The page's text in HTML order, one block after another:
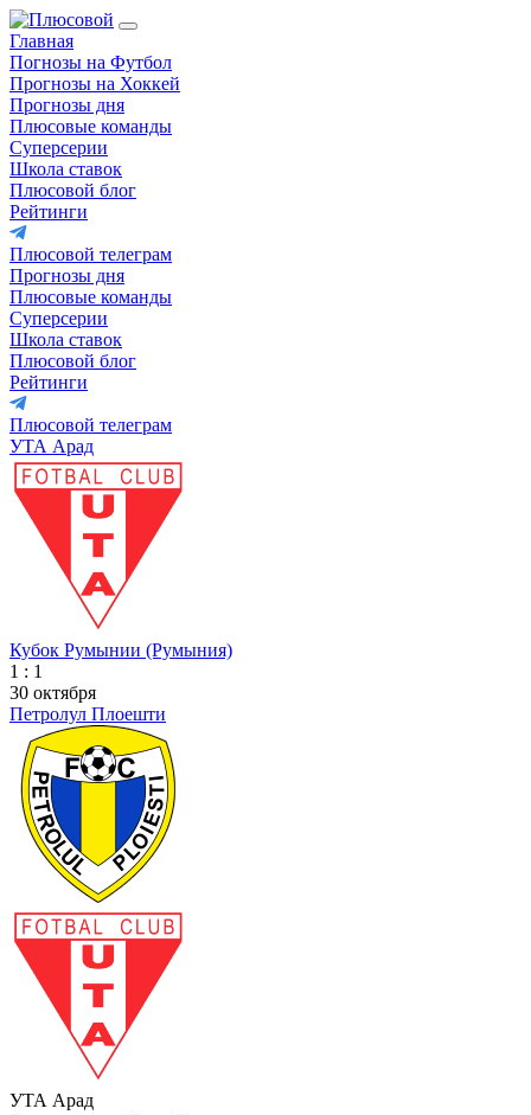
Главная
Погнозы на Футбол
Прогнозы на Хоккей
Прогнозы дня
Плюсовые команды
Суперсерии
Школа ставок
Плюсовой блог
Рейтинги
Плюсовой телеграм
Прогнозы дня
Плюсовые команды
Суперсерии
Школа ставок
Плюсовой блог
Рейтинги
Плюсовой телеграм
УТА Арад
Кубок Румынии (Румыния)
1 : 1
30 октября
Петролул Плоешти
УТА Арад